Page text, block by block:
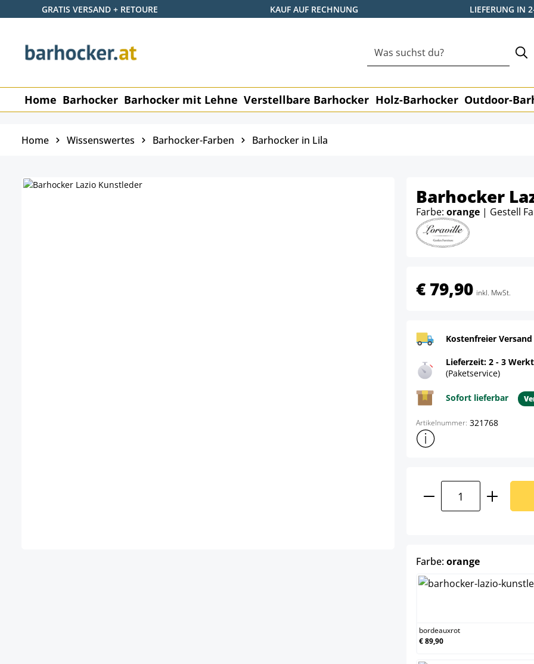
Hauptinhalt springen
Zur Suche springen
Zur Hauptnavigation springen
GRATIS VERSAND + RETOURE KAUF AUF RECHNUNG LIEFERUNG IN
Home Barhocker Barhocker mit Lehne Verstellbare Barhocker Holz-Barhocker Outdoor-
Home Wissenswertes Barhocker-Farben Barhocker in Lila
Barhocker
Farbe: orange | Gestell
€ 79,90 inkl. MwSt.
Kostenfreier
Lieferzeit: 2 - 3
(Paketservice)
Sofort lieferbar
Artikelnummer: 321768
Weitere
Produkt Anzahl:
Farbe:orangeauswählen
bordeauxrot
€ 89,90